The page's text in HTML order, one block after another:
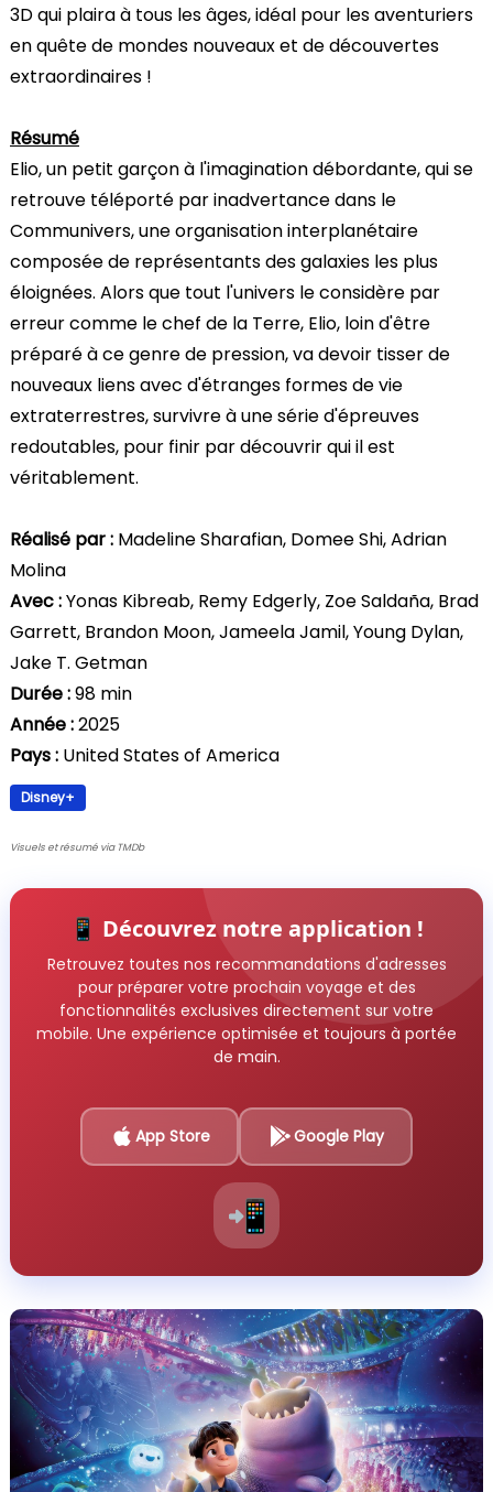
3D qui plaira à tous les âges, idéal pour les aventuriers
en quête de mondes nouveaux et de découvertes
extraordinaires !
Résumé
Elio, un petit garçon à l'imagination débordante, qui se
retrouve téléporté par inadvertance dans le
Communivers, une organisation interplanétaire
composée de représentants des galaxies les plus
éloignées. Alors que tout l'univers le considère par
erreur comme le chef de la Terre, Elio, loin d'être
préparé à ce genre de pression, va devoir tisser de
nouveaux liens avec d'étranges formes de vie
extraterrestres, survivre à une série d'épreuves
redoutables, pour finir par découvrir qui il est
véritablement.
Réalisé par : Madeline Sharafian, Domee Shi, Adrian
Molina
Avec :Yonas Kibreab, Remy Edgerly, Zoe Saldaña, Brad
Garrett, Brandon Moon, Jameela Jamil, Young Dylan,
Jake T. Getman
Durée :98 min
Année :2025
Pays : United States of America
Disney+
Visuels et résumé via TMDb
📱 Découvrez notre application !
Retrouvez toutes nos recommandations d'adresses
pour préparer votre prochain voyage et des
fonctionnalités exclusives directement sur votre
mobile. Une expérience optimisée et toujours à portée
de main.
App Store Google Play
📲